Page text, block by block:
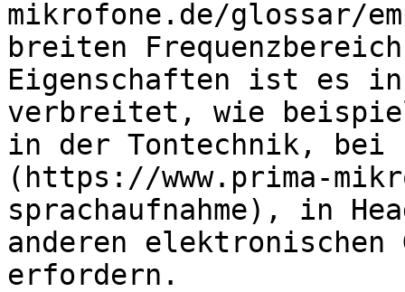
mikrofone.de/glossar/
breiten
Eigenschaften ist es in
verbreitet, wie
in der Tontechnik, bei
(https://www.prima-
sprachaufnahme), in
anderen elektronischen
erfordern.